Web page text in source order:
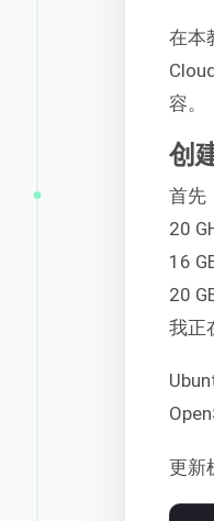
在本
容。
创
首先
20
16
20
我正
更新